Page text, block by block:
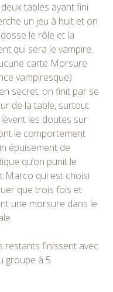
tables ayant fini
un jeu à huit et on
le rôle et la
qui sera le vampire.
carte Morsure
vampiresque)
secret; on finit par se
de la table, surtout
les doutes sur
le comportement
épuisement de
qu’on punit le
Marco qui est choisi
que trois fois et
une morsure dans le
restants finissent avec
groupe à 5